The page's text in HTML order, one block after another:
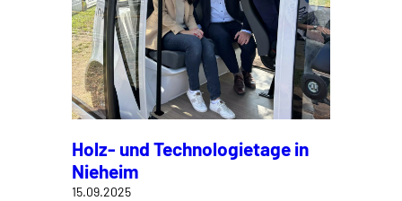
Holz- und Technologietage in
Nieheim
15.09.2025